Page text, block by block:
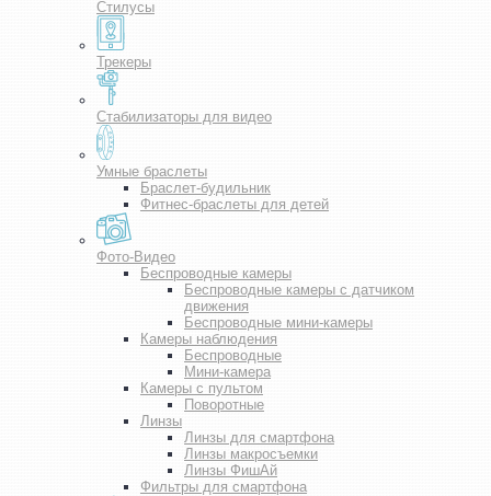
Стилусы
Трекеры
Стабилизаторы для видео
Умные браслеты
Браслет-будильник
Фитнес-браслеты для детей
Фото-Видео
Беспроводные камеры
Беспроводные камеры с датчиком
движения
Беспроводные мини-камеры
Камеры наблюдения
Беспроводные
Мини-камера
Камеры с пультом
Поворотные
Линзы
Линзы для смартфона
Линзы макросъемки
Линзы ФишАй
Фильтры для смартфона